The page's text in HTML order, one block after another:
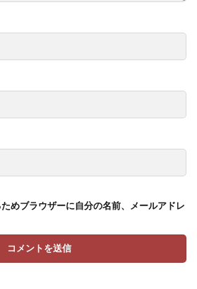
めブラウザーに自分の名前、メールアドレ